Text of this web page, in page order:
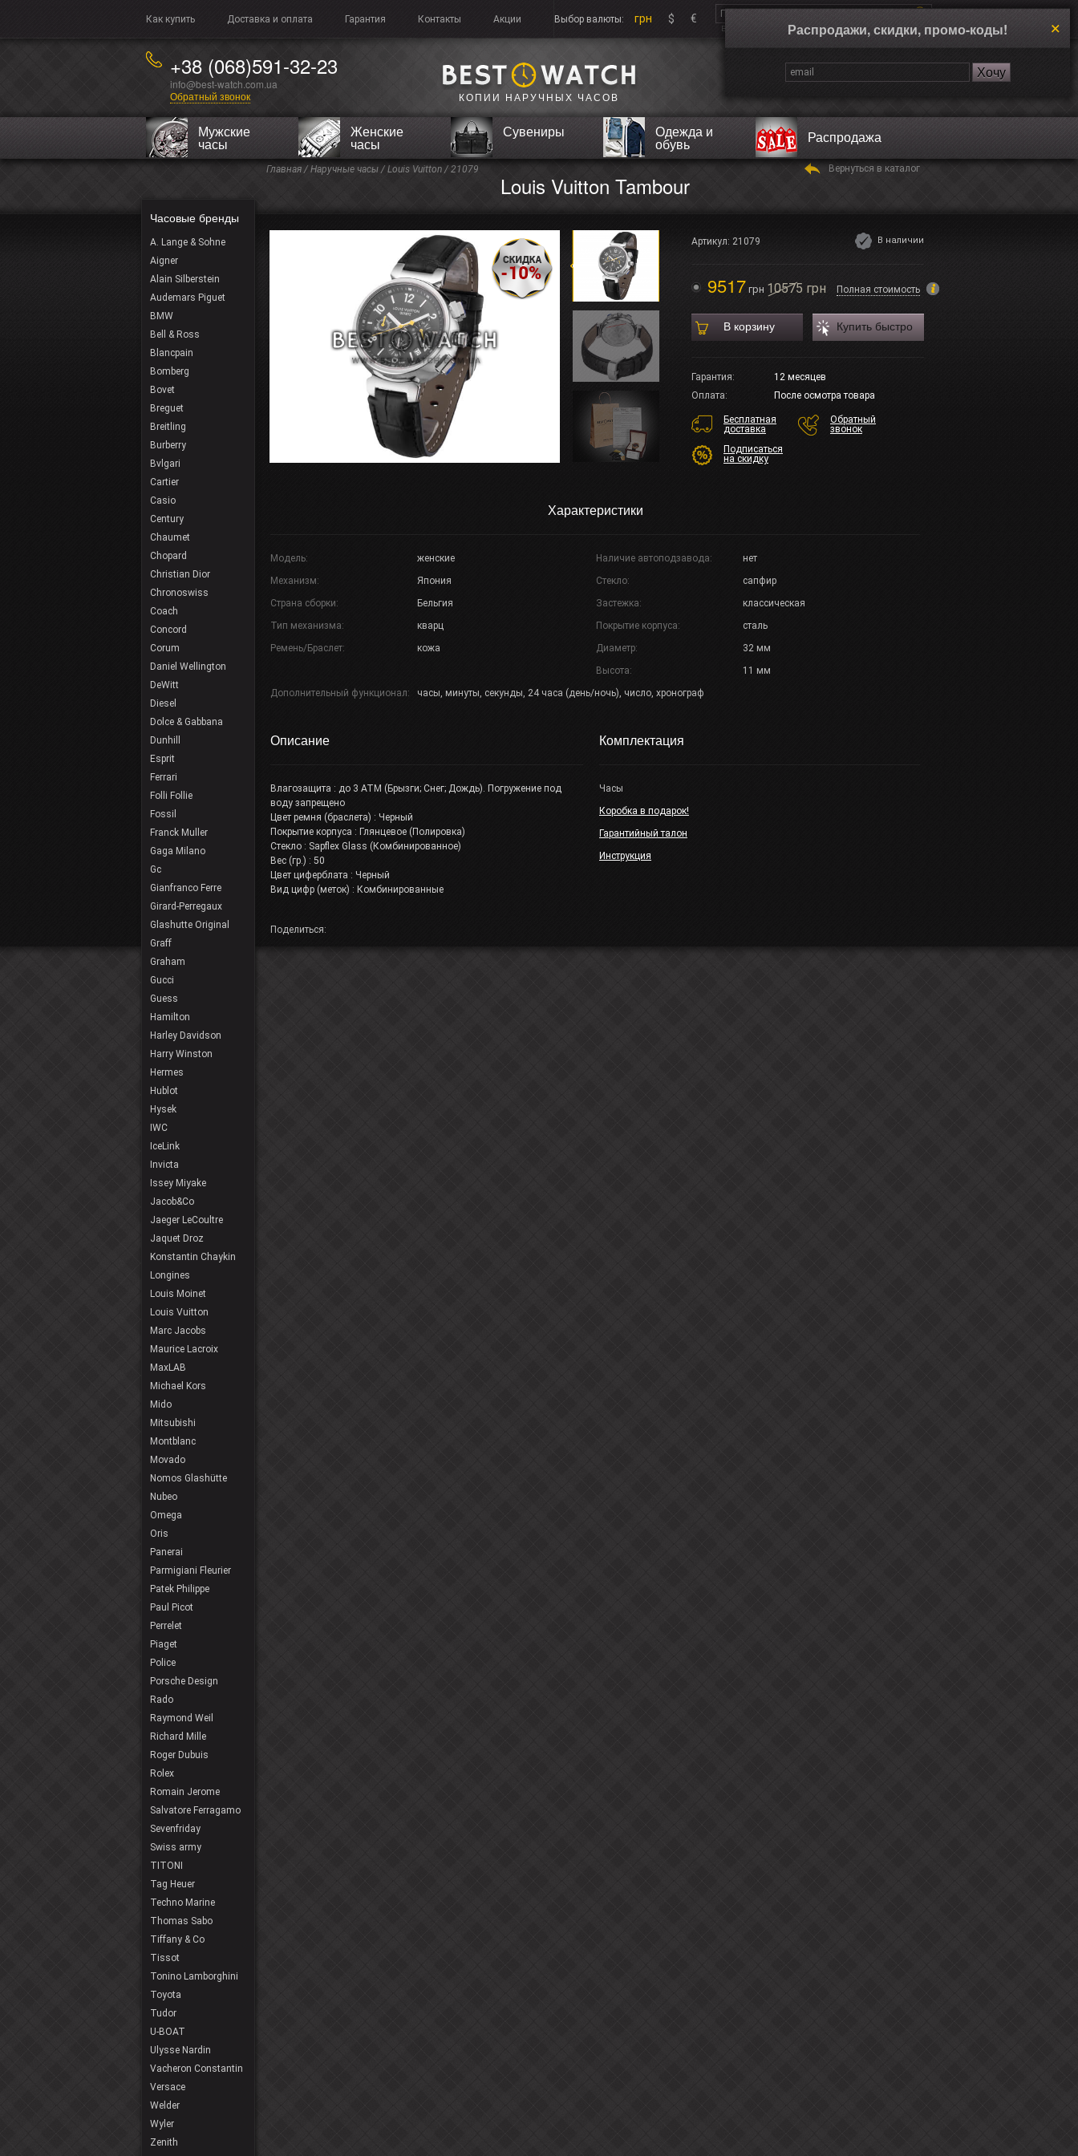
Как купить Доставка и оплата Гарантия Контакты Акции Выбор валюты: грн $ €
Введите поисковой запрос, например “Dual Time”
+38 (068)591-32-23
info@best-watch.com.ua
Обратный звонок
КОПИИ НАРУЧНЫХ ЧАСОВ
Корзина
Нет товаров
Мужские
часы
Женские
часы
Сувениры Одежда и
обувь Распродажа
Часовые бренды
A. Lange & Sohne
Aigner
Alain Silberstein
Audemars Piguet
BMW
Bell & Ross
Blancpain
Bomberg
Bovet
Breguet
Breitling
Burberry
Bvlgari
Cartier
Casio
Century
Chaumet
Chopard
Christian Dior
Chronoswiss
Coach
Concord
Corum
Daniel Wellington
DeWitt
Diesel
Dolce & Gabbana
Dunhill
Esprit
Ferrari
Folli Follie
Fossil
Franck Muller
Gaga Milano
Gc
Gianfranco Ferre
Girard-Perregaux
Glashutte Original
Graff
Graham
Gucci
Guess
Hamilton
Harley Davidson
Harry Winston
Hermes
Hublot
Hysek
IWC
IceLink
Invicta
Issey Miyake
Jacob&Co
Jaeger LeCoultre
Jaquet Droz
Konstantin Chaykin
Longines
Louis Moinet
Louis Vuitton
Marc Jacobs
Maurice Lacroix
MaxLAB
Michael Kors
Mido
Mitsubishi
Montblanc
Movado
Nomos Glashütte
Nubeo
Omega
Oris
Panerai
Parmigiani Fleurier
Patek Philippe
Paul Picot
Perrelet
Piaget
Police
Porsche Design
Rado
Raymond Weil
Richard Mille
Roger Dubuis
Rolex
Romain Jerome
Salvatore Ferragamo
Sevenfriday
Swiss army
TITONI
Tag Heuer
Techno Marine
Thomas Sabo
Tiffany & Co
Tissot
Tonino Lamborghini
Toyota
Tudor
U-BOAT
Ulysse Nardin
Vacheron Constantin
Versace
Welder
Wyler
Zenith
Главная / Наручные часы / Louis Vuitton / 21079
Louis Vuitton Tambour
Вернуться в каталог
Артикул: 21079 В наличии
9517 грн 10575 грн Полная стоимость
В корзину Купить быстро
Гарантия:
12 месяцев
Оплата:
После осмотра товара
Бесплатная
доставка
Обратный
звонок
Подписаться
на скидку
Характеристики
Модель: женские Наличие автоподзавода:
нет
Механизм:
Япония Стекло:
сапфир
Страна сборки:
Бельгия Застежка:
классическая
Тип механизма:
кварц Покрытие корпуса:
сталь
Ремень/Браслет:
кожа Диаметр:
32 мм
Высота:
11 мм
Дополнительный функционал:
часы, минуты, секунды, 24 часа (день/ночь), число, хронограф
Описание
Влагозащита : до 3 АТМ (Брызги; Снег; Дождь). Погружение под
воду запрещено
Цвет ремня (браслета) : Черный
Покрытие корпуса : Глянцевое (Полировка)
Стекло : Sapflex Glass (Комбинированное)
Вес (гр.) : 50
Цвет циферблата : Черный
Вид цифр (меток) : Комбинированные
Комплектация
Часы
Коробка в подарок!
Гарантийный талон
Инструкция
Поделиться:
Распродажи, скидки, промо-коды!